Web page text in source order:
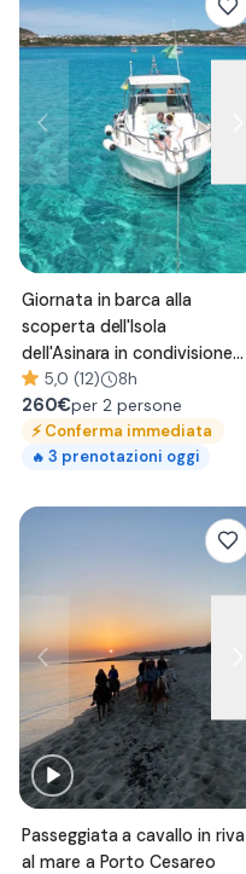
Giornata in barca alla
scoperta dell'Isola
dell'Asinara in condivisione
con pranzo
5,0 (12) 8h
260€per 2 persone
⚡Conferma immediata
🔥 3 prenotazioni oggi
Passeggiata a cavallo in riva
al mare a Porto Cesareo